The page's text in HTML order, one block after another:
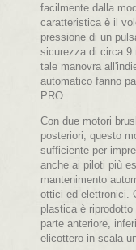
facilmente dalla
caratteristica è il
pressione di un
sicurezza di circa 9
tale manovra
automatico fanno
PRO.
Con due motori
posteriori, questo
sufficiente per
anche ai piloti più
mantenimento
ottici ed elettronici.
plastica è
parte anteriore,
elicottero in scala